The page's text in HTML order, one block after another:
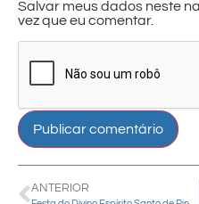
Salvar meus dados neste
vez que eu comentar.
ANTERIOR